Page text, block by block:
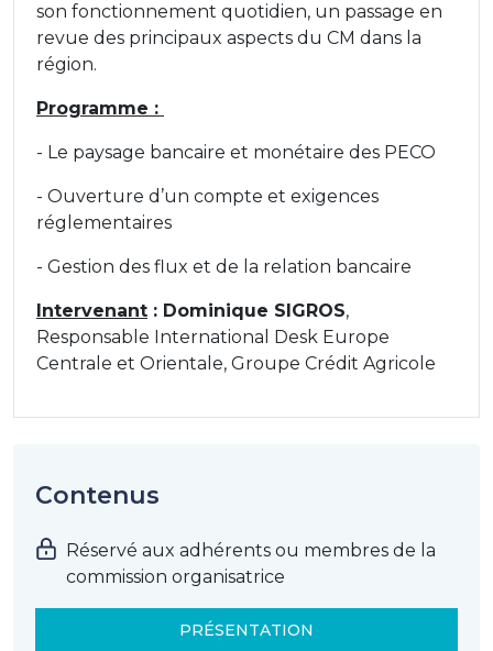
son fonctionnement quotidien, un passage en
revue des principaux aspects du CM dans la
région.
Programme :
- Le paysage bancaire et monétaire des PECO
- Ouverture d’un compte et exigences
réglementaires
- Gestion des flux et de la relation bancaire
Intervenant : Dominique SIGROS,
Responsable International Desk Europe
Centrale et Orientale, Groupe Crédit Agricole
Contenus
Réservé aux adhérents ou membres de la
commission organisatrice
PRÉSENTATION